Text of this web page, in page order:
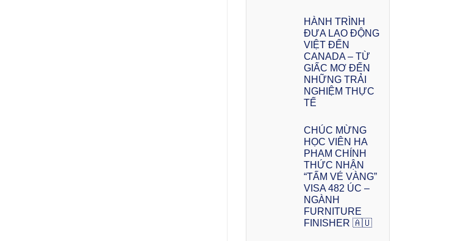
HÀNH TRÌNH
ĐƯA LAO ĐỘNG
VIỆT ĐẾN
CANADA – TỪ
GIẤC MƠ ĐẾN
NHỮNG TRẢI
NGHIỆM THỰC
TẾ
CHÚC MỪNG
HỌC VIÊN HA
PHAM CHÍNH
THỨC NHẬN
“TẤM VÉ VÀNG”
VISA 482 ÚC –
NGÀNH
FURNITURE
FINISHER 🇦🇺